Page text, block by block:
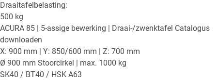
Draaitafelbelasting:
500 kg
ACURA 85 | 5-assige bewerking | Draai-/zwenktafel Catalogus
downloaden
X: 900 mm | Y: 850/600 mm | Z: 700 mm
Ø 900 mm Stoorcirkel | max. 1000 kg
SK40 / BT40 / HSK A63